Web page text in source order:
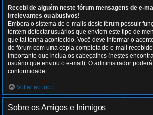
Recebi de alguém neste fórum mensagens de e-
irrelevantes ou abusivos!
Embora o sistema de e-mails deste fórum possuir
tentem detectar usuários que enviem este tipo de
que tal tenha acontecido. Você deve informar o
do fórum com uma cópia completa do e-mail
importante que inclua os cabeçalhos (nestes
usuário que enviou o e-mail). O administrador
conformidade.
Voltar ao topo
Sobre os Amigos e Inimigos